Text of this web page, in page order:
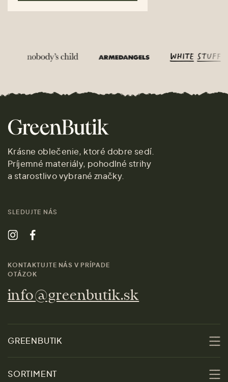
Krásne oblečenie, ktoré dobre sedí.
Príjemné materiály, pohodlné strihy
a starostlivo vybrané značky.
SLEDUJTE NÁS
KONTAKTUJTE NÁS V PRÍPADE
OTÁZOK
info@greenbutik.sk
GREENBUTIK
SORTIMENT